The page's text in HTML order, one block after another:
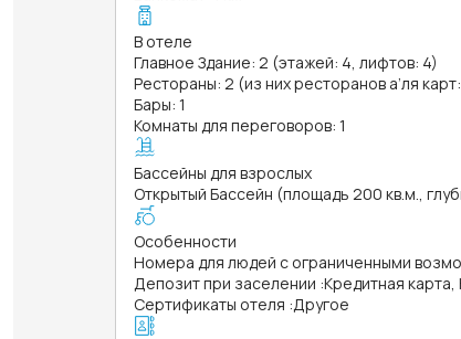
В отеле
Главное Здание: 2 (этажей: 4, лифтов: 4)
Рестораны: 2 (из них ресторанов а’ля карт:
Бары: 1
Комнаты для переговоров: 1
Бассейны для взрослых
Открытый Бассейн (площадь 200 кв.м.,
Особенности
Номера для людей с ограниченными
Депозит при заселении :Кредитная
Сертификаты отеля :Другое